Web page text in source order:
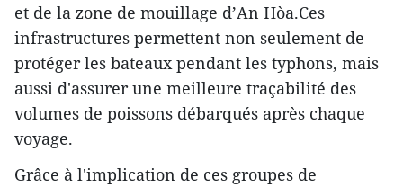
et de la zone de mouillage d’An Hòa.Ces
infrastructures permettent non seulement de
protéger les bateaux pendant les typhons, mais
aussi d'assurer une meilleure traçabilité des
volumes de poissons débarqués après chaque
voyage.
Grâce à l'implication de ces groupes de